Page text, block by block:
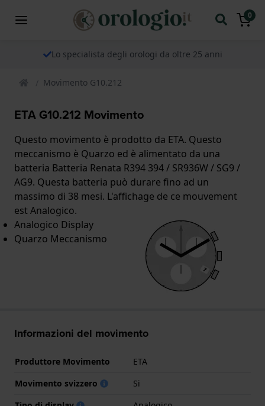
0
Lo specialista degli orologi da oltre 25 anni
Movimento G10.212
ETA G10.212 Movimento
Questo movimento è prodotto da ETA. Questo
meccanismo è Quarzo ed è alimentato da una
batteria Batteria Renata R394 394 / SR936W / SG9 /
AG9. Questa batteria può durare fino ad un
massimo di 38 mesi. L'affichage de ce mouvement
est Analogico.
Analogico Display
Quarzo Meccanismo
Informazioni del movimento
Produttore Movimento
ETA
Movimento svizzero
Si